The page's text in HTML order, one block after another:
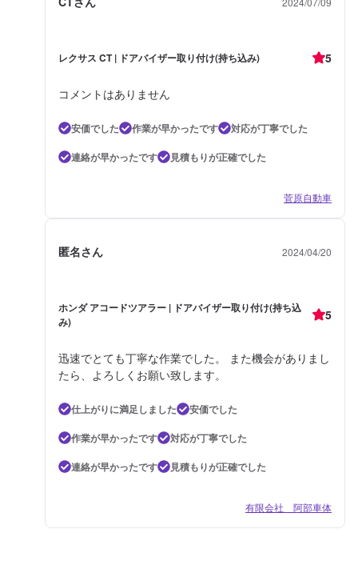
レクサス CT | ドアバイザー取り付け(持ち込み) 5
コメントはありません
安価でした 作業が早かったです
対応が丁寧でした
連絡が早かったです
見積もりが正確でした
菅原自動車
匿名さん 2024/04/20
ホンダ アコードツアラー | ドアバイザー取り付け(持ち込
み)
5
迅速でとても丁寧な作業でした。 また機会がありまし
たら、よろしくお願い致します。
仕上がりに満足しました
安価でした
作業が早かったです
対応が丁寧でした
連絡が早かったです
見積もりが正確でした
有限会社 阿部車体